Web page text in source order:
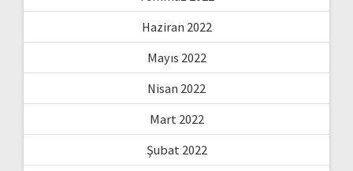
Haziran 2022
Mayıs 2022
Nisan 2022
Mart 2022
Şubat 2022